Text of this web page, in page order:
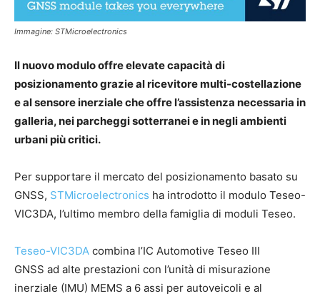
Immagine: STMicroelectronics
Il nuovo modulo offre elevate capacità di
posizionamento grazie al ricevitore multi-costellazione
e al sensore inerziale che offre l’assistenza necessaria in
galleria, nei parcheggi sotterranei e in negli ambienti
urbani più critici.
Per supportare il mercato del posizionamento basato su
GNSS, STMicroelectronics ha introdotto il modulo Teseo-
VIC3DA, l’ultimo membro della famiglia di moduli Teseo.
Teseo-VIC3DA combina l’IC Automotive Teseo III
GNSS ad alte prestazioni con l’unità di misurazione
inerziale (IMU) MEMS a 6 assi per autoveicoli e al